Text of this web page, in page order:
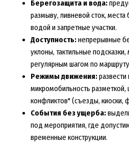
Берегозащита и вода:
размыву, ливневой сток, места
водой и запретные участки.
Доступность:непрерывные
уклоны, тактильные подсказки,
регулярным шагом по
Режимы движения:
микромобильность
конфликтов" (съезды, киоски,
События без ущерба:
под мероприятия, где
временные конструкции.